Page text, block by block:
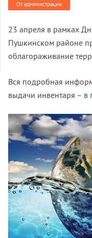
От администрации
23 апреля в рамках
Пушкинском районе
облагораживание
Вся подробная
выдачи инвентаря – в